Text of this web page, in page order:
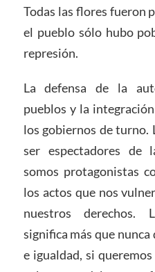
Todas las flores fueron
el pueblo sólo hubo
represión.
La defensa de la
pueblos y la
los gobiernos de turno.
ser espectadores de
somos protagonistas
los actos que nos
nuestros derechos.
significa más que
e igualdad, si